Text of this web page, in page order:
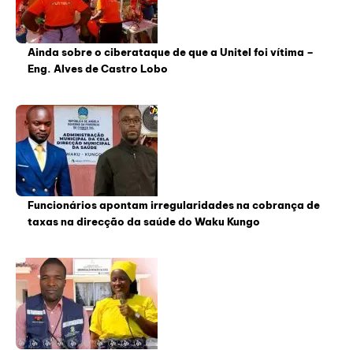
Ainda sobre o ciberataque de que a Unitel foi vítima –
Eng. Alves de Castro Lobo
Funcionários apontam irregularidades na cobrança de
taxas na direcção da saúde do Waku Kungo